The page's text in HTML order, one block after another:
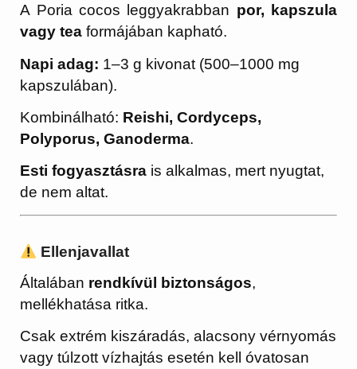
A Poria cocos leggyakrabban por, kapszula
vagy tea formájában kapható.
Napi adag: 1–3 g kivonat (500–1000 mg
kapszulában).
Kombinálható: Reishi, Cordyceps,
Polyporus, Ganoderma.
Esti fogyasztásra is alkalmas, mert nyugtat,
de nem altat.
Ellenjavallat
Általában rendkívül biztonságos,
mellékhatása ritka.
Csak extrém kiszáradás, alacsony vérnyomás
vagy túlzott vízhajtás esetén kell óvatosan